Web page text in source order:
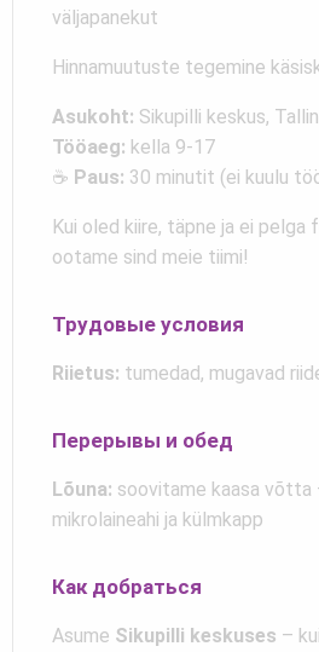
väljapanekut
Hinnamuutuste tegemine
Asukoht: Sikupilli keskus,
Tööaeg: kella 9-17
☕ Paus: 30 minutit (ei kuulu
Kui oled kiire, täpne ja ei pelga
ootame sind meie tiimi!
Трудовые условия
Riietus: tumedad, mugavad
Перерывы и обед
Lõuna: soovitame kaasa võtta
mikrolaineahi ja külmkapp
Как добраться
Asume Sikupilli keskuses –